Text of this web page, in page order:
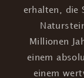
erhalten, die
Millionen
einem
einem